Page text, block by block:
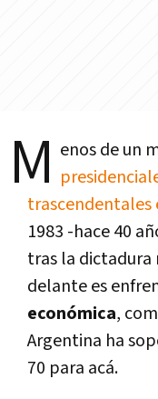
M enos de un
trascendentales
1983 -hace 40
tras la dictadura
delante es
económica,
Argentina ha
70 para acá.